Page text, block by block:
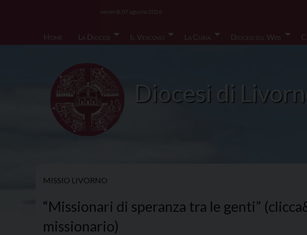
Home
La Diocesi Il Vescovo La Curia Diocesi sul Web
venerdì 07 agosto 2026
Diocesi di
MISSIO LIVORNO
“Missionari di speranza tra le genti”
missionario)